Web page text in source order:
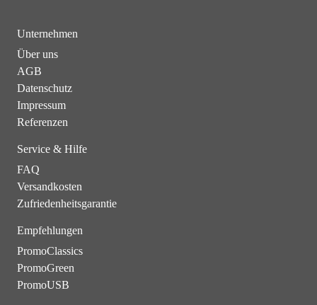
Unternehmen
Über uns
AGB
Datenschutz
Impressum
Referenzen
Service & Hilfe
FAQ
Versandkosten
Zufriedenheitsgarantie
Empfehlungen
PromoClassics
PromoGreen
PromoUSB